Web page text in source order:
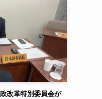
改革特別委員会が